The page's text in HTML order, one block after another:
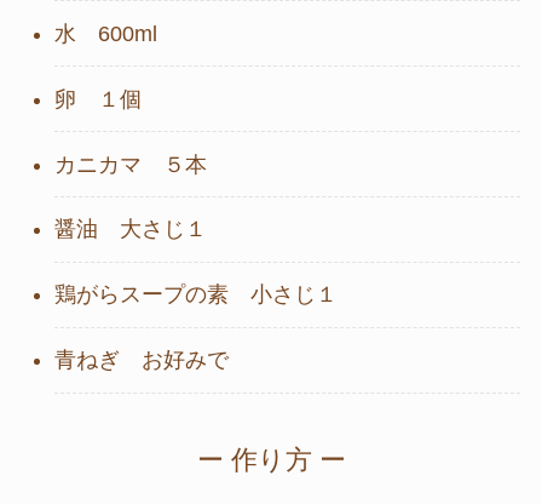
水 600ml
卵 １個
カニカマ ５本
醤油 大さじ１
鶏がらスープの素 小さじ１
青ねぎ お好みで
ー 作り方 ー